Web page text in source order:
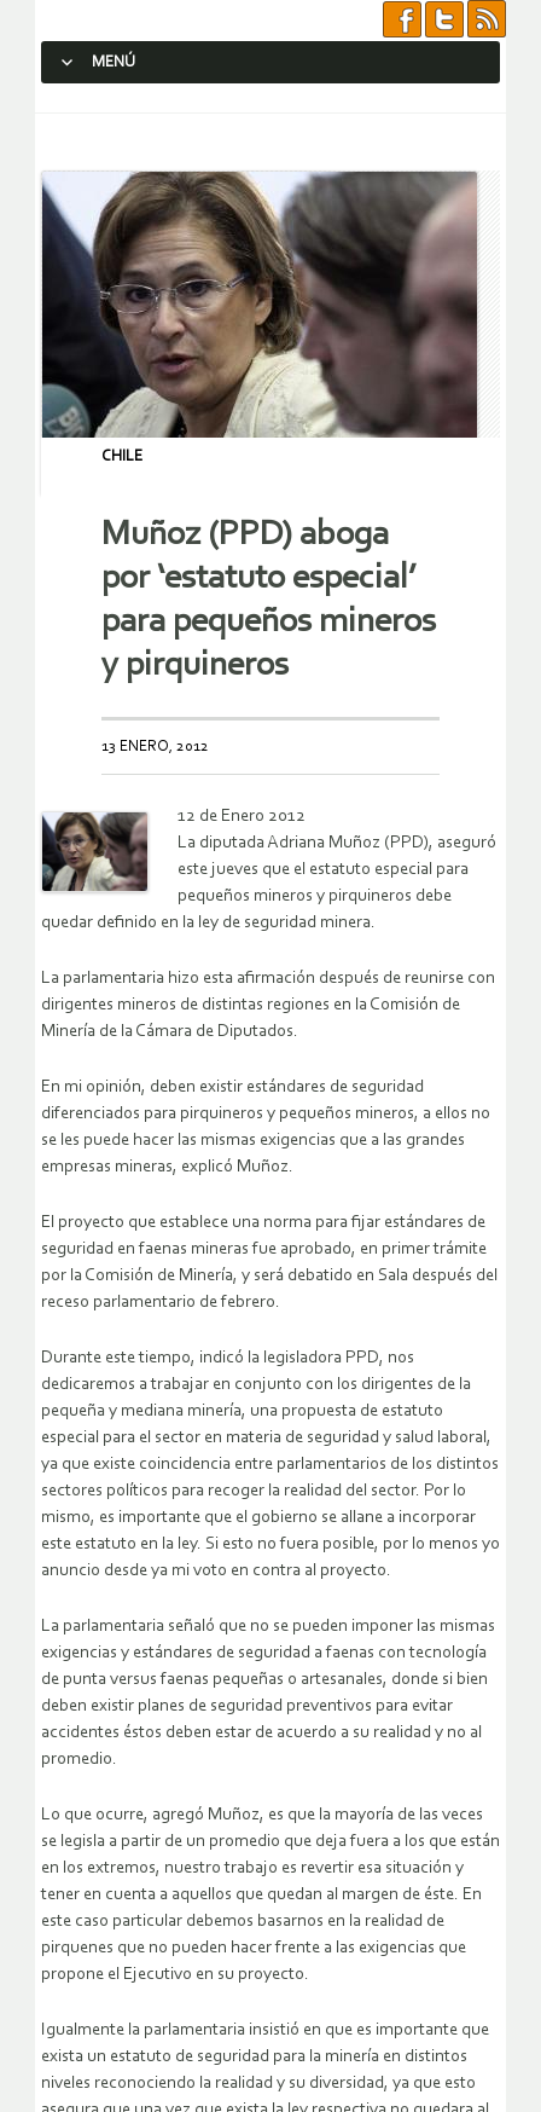
MENÚ
CHILE
Muñoz (PPD) aboga
por ‘estatuto especial’
para pequeños mineros
y pirquineros
13 ENERO, 2012
12 de Enero 2012
La diputada Adriana Muñoz (PPD), aseguró
este jueves que el estatuto especial para
pequeños mineros y pirquineros debe
quedar definido en la ley de seguridad minera.
La parlamentaria hizo esta afirmación después de reunirse con
dirigentes mineros de distintas regiones en la Comisión de
Minería de la Cámara de Diputados.
En mi opinión, deben existir estándares de seguridad
diferenciados para pirquineros y pequeños mineros, a ellos no
se les puede hacer las mismas exigencias que a las grandes
empresas mineras, explicó Muñoz.
El proyecto que establece una norma para fijar estándares de
seguridad en faenas mineras fue aprobado, en primer trámite
por la Comisión de Minería, y será debatido en Sala después del
receso parlamentario de febrero.
Durante este tiempo, indicó la legisladora PPD, nos
dedicaremos a trabajar en conjunto con los dirigentes de la
pequeña y mediana minería, una propuesta de estatuto
especial para el sector en materia de seguridad y salud laboral,
ya que existe coincidencia entre parlamentarios de los distintos
sectores políticos para recoger la realidad del sector. Por lo
mismo, es importante que el gobierno se allane a incorporar
este estatuto en la ley. Si esto no fuera posible, por lo menos yo
anuncio desde ya mi voto en contra al proyecto.
La parlamentaria señaló que no se pueden imponer las mismas
exigencias y estándares de seguridad a faenas con tecnología
de punta versus faenas pequeñas o artesanales, donde si bien
deben existir planes de seguridad preventivos para evitar
accidentes éstos deben estar de acuerdo a su realidad y no al
promedio.
Lo que ocurre, agregó Muñoz, es que la mayoría de las veces
se legisla a partir de un promedio que deja fuera a los que están
en los extremos, nuestro trabajo es revertir esa situación y
tener en cuenta a aquellos que quedan al margen de éste. En
este caso particular debemos basarnos en la realidad de
pirquenes que no pueden hacer frente a las exigencias que
propone el Ejecutivo en su proyecto.
Igualmente la parlamentaria insistió en que es importante que
exista un estatuto de seguridad para la minería en distintos
niveles reconociendo la realidad y su diversidad, ya que esto